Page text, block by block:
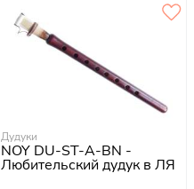
Дудуки
NOY DU-ST-A-BN -
Любительский дудук в ЛЯ